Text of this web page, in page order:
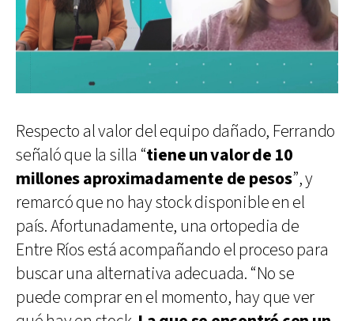
Respecto al valor del equipo dañado, Ferrando
señaló que la silla “tiene un valor de 10
millones aproximadamente de pesos”, y
remarcó que no hay stock disponible en el
país. Afortunadamente, una ortopedia de
Entre Ríos está acompañando el proceso para
buscar una alternativa adecuada. “No se
puede comprar en el momento, hay que ver